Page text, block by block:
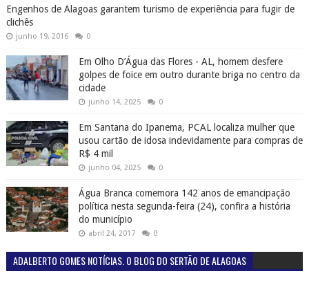
Engenhos de Alagoas garantem turismo de experiência para fugir de
clichês
junho 19, 2016 0
Em Olho D’Água das Flores - AL, homem desfere
golpes de foice em outro durante briga no centro da
cidade
junho 14, 2025 0
Em Santana do Ipanema, PCAL localiza mulher que
usou cartão de idosa indevidamente para compras de
R$ 4 mil
junho 04, 2025 0
Água Branca comemora 142 anos de emancipação
política nesta segunda-feira (24), confira a história
do município
abril 24, 2017 0
ADALBERTO GOMES NOTÍCIAS. O BLOG DO SERTÃO DE ALAGOAS